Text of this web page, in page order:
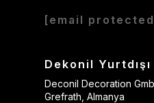
[email
Dekonil
Deconil Decoration
Grefrath, Almanya